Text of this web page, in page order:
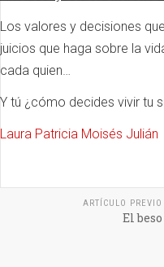
Los valores y decisiones
juicios que haga sobre la
cada quien…
Y tú ¿cómo decides vivir tu
Laura Patricia Moisés Julián
ARTÍCULO PREVIO
El beso